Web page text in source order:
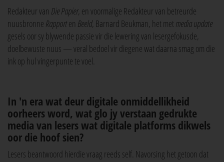
Redakteur van Die Papier, en voormalige Redakteur van betreurde
nuusbronne Rapporten Beeld, Barnard Beukman, het met media update
gesels oor sy blywende passie vir die lewering van lesergefokusde,
doelbewuste nuus — veral bedoel vir diegene wat daarna smag om die
ink op hul vingerpunte te voel.
In 'n era wat deur digitale onmiddellikheid
oorheers word, wat glo jy verstaan gedrukte
media van lesers wat digitale platforms dikwels
oor die hoof sien?
Lesers beantwoord hierdie vraag reeds self. Navorsing het getoon dat